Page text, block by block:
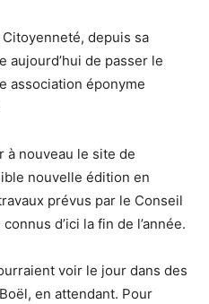
depuis sa
aujourd’hui de passer le
association éponyme
à nouveau le site de
nouvelle édition en
prévus par le Conseil
d’ici la fin de l’année.
voir le jour dans des
en attendant. Pour